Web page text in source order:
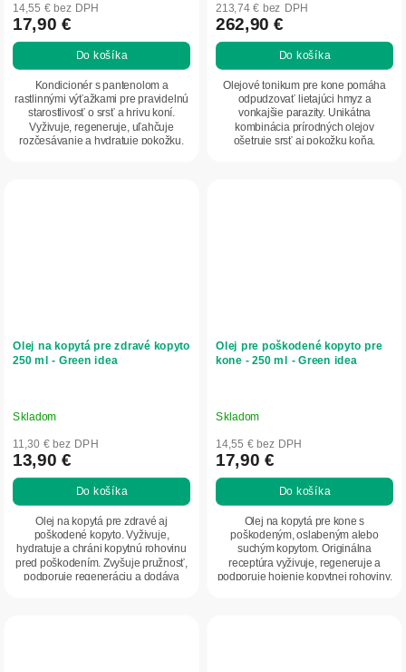
14,55 € bez DPH
17,90 €
Do košíka
Kondicionér s pantenolom a
rastlinnými výťažkami pre pravidelnú
starostlivosť o srsť a hrivu koní.
Vyživuje, regeneruje, uľahčuje
rozčesávanie a hydratuje pokožku.
213,74 € bez DPH
262,90 €
Do košíka
Olejové tonikum pre kone pomáha
odpudzovať lietajúci hmyz a
vonkajšie parazity. Unikátna
kombinácia prírodných olejov
ošetruje srsť aj pokožku koňa,
Olej na kopytá pre zdravé kopyto
250 ml - Green idea
Skladom
11,30 € bez DPH
13,90 €
Do košíka
Olej na kopytá pre zdravé aj
poškodené kopyto. Vyživuje,
hydratuje a chráni kopytnú rohovinu
pred poškodením. Zvyšuje pružnosť,
podporuje regeneráciu a dodáva
Olej pre poškodené kopyto pre
kone - 250 ml - Green idea
Skladom
14,55 € bez DPH
17,90 €
Do košíka
Olej na kopytá pre kone s
poškodeným, oslabeným alebo
suchým kopytom. Originálna
receptúra vyživuje, regeneruje a
podporuje hojenie kopytnej rohoviny.